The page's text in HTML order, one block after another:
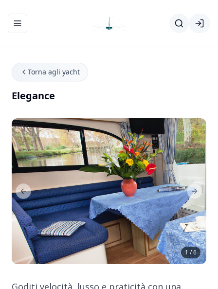
Apri/chiudi menu di navigazione
Torna agli yacht
Elegance
1 / 6
Previous Slide Next
Goditi velocità, lusso e praticità con una